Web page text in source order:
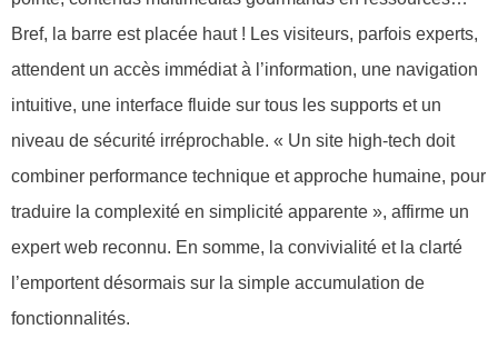
Bref, la barre est placée haut ! Les visiteurs, parfois experts,
attendent un accès immédiat à l’information, une navigation
intuitive, une interface fluide sur tous les supports et un
niveau de sécurité irréprochable. « Un site high-tech doit
combiner performance technique et approche humaine, pour
traduire la complexité en simplicité apparente », affirme un
expert web reconnu. En somme, la convivialité et la clarté
l’emportent désormais sur la simple accumulation de
fonctionnalités.